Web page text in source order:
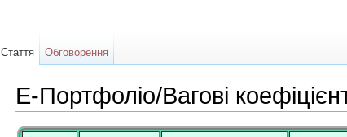
Е-Портфоліо/Вагові
Стаття Обговорення